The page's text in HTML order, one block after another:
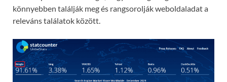
könnyebben találják meg és rangsorolják weboldaladat a
releváns találatok között.